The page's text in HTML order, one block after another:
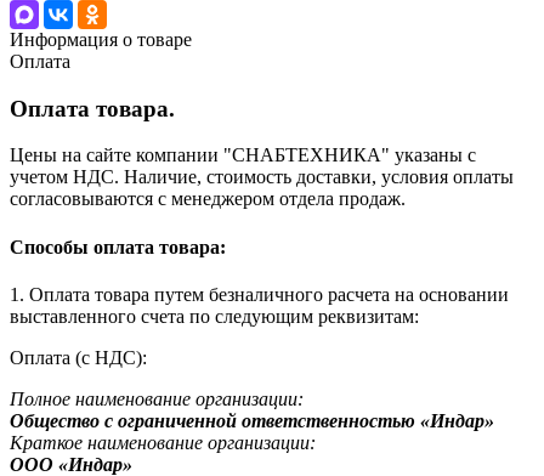
Информация о товаре
Оплата
Оплата товара.
Цены на сайте компании "СНАБТЕХНИКА" указаны с
учетом НДС. Наличие, стоимость доставки, условия оплаты
согласовываются с менеджером отдела продаж.
Способы оплата товара:
1. Оплата товара путем безналичного расчета на основании
выставленного счета по следующим реквизитам:
Оплата (с НДС):
Полное наименование организации:
Общество с ограниченной ответственностью «Индар»
Краткое наименование организации:
ООО «Индар»